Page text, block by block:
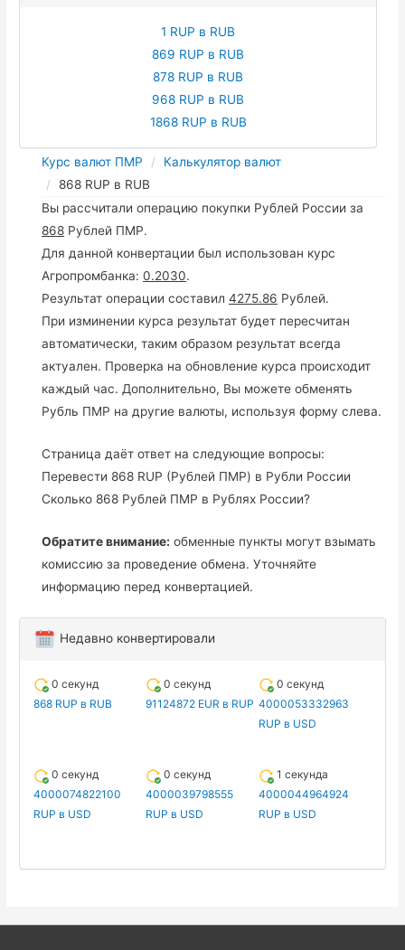
1 RUP в RUB
869 RUP в RUB
878 RUP в RUB
968 RUP в RUB
1868 RUP в RUB
Курс валют ПМР
Калькулятор валют
868 RUP в RUB
Вы рассчитали операцию покупки Рублей России за
868 Рублей ПМР.
Для данной конвертации был использован курс
Агропромбанка:0.2030.
Результат операции составил4275.86 Рублей.
При изминении курса результат будет пересчитан
автоматически, таким образом результат всегда
актуален. Проверка на обновление курса происходит
каждый час. Дополнительно, Вы можете обменять
Рубль ПМР на другие валюты, используя форму слева.
Страница даёт ответ на следующие вопросы:
Перевести 868 RUP (Рублей ПМР) в Рубли России
Сколько 868 Рублей ПМР в Рублях России?
Обратите внимание: обменные пункты могут взымать
комиссию за проведение обмена. Уточняйте
информацию перед конвертацией.
Недавно конвертировали
0 секунд
868 RUP в RUB
0 секунд
91124872 EUR в RUP
0 секунд
4000053332963
RUP в USD
0 секунд
4000074822100
RUP в USD
0 секунд
4000039798555
RUP в USD
1 секунда
4000044964924
RUP в USD